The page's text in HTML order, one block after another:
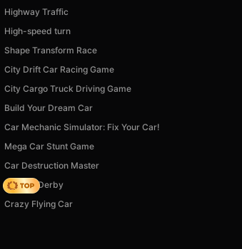
Highway Traffic
High-speed turn
Shape Transform Race
City Drift Car Racing Game
City Cargo Truck Driving Game
Build Your Dream Car
Car Mechanic Simulator: Fix Your Car!
Mega Car Stunt Game
Car Destruction Master
Zombie Derby
Crazy Flying Car